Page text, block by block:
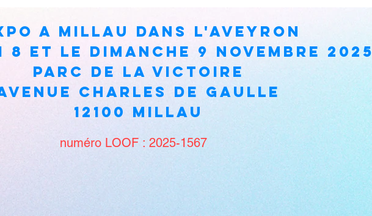
A MILLAU DANS L'AVEYRON
8 et le dimanche 9 Novembre 2025
Parc de la victoire
Charles DE GAULLE
12100 MILLAU
numéro LOOF : 2025-1567